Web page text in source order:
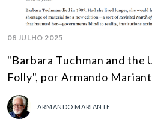
08 JULHO 2025
"Barbara Tuchman and the
Folly", por Armando
ARMANDO MARIANTE